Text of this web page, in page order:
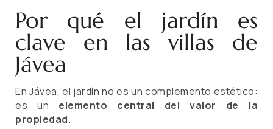
Por qué el jardín es
clave en las villas de
Jávea
En Jávea, el jardín no es un complemento estético:
es un elemento central del valor de la
propiedad.